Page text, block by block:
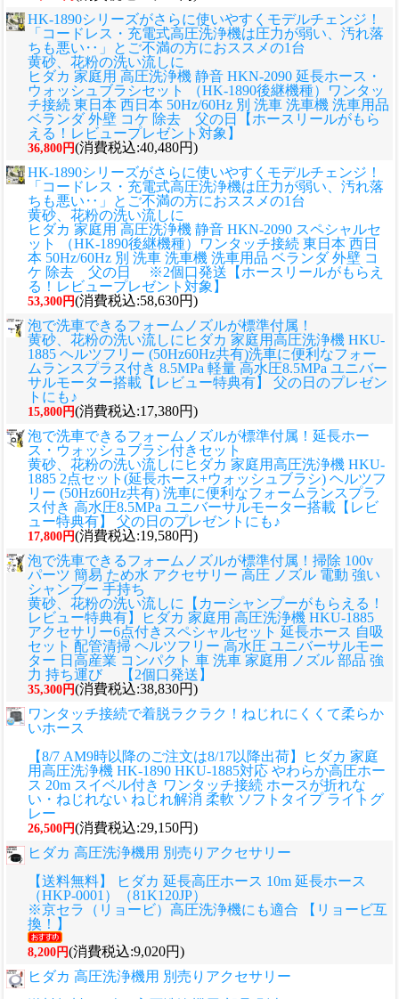
HK-1890シリーズがさらに使いやすくモデルチェンジ！
「コードレス・充電式高圧洗浄機は圧力が弱い、汚れ落
ちも悪い‥」とご不満の方におススメの1台
黄砂、花粉の洗い流しに
ヒダカ 家庭用 高圧洗浄機 静音 HKN-2090 延長ホース・
ウォッシュブラシセット （HK-1890後継機種）ワンタッ
チ接続 東日本 西日本 50Hz/60Hz 別 洗車 洗車機 洗車用品
ベランダ 外壁 コケ 除去 父の日【ホースリールがもら
える！レビュープレゼント対象】
36,800円(消費税込:40,480円)
HK-1890シリーズがさらに使いやすくモデルチェンジ！
「コードレス・充電式高圧洗浄機は圧力が弱い、汚れ落
ちも悪い‥」とご不満の方におススメの1台
黄砂、花粉の洗い流しに
ヒダカ 家庭用 高圧洗浄機 静音 HKN-2090 スペシャルセ
ット （HK-1890後継機種）ワンタッチ接続 東日本 西日
本 50Hz/60Hz 別 洗車 洗車機 洗車用品 ベランダ 外壁 コ
ケ 除去 父の日 ※2個口発送【ホースリールがもらえ
る！レビュープレゼント対象】
53,300円(消費税込:58,630円)
泡で洗車できるフォームノズルが標準付属！
黄砂、花粉の洗い流しに ヒダカ 家庭用高圧洗浄機 HKU-
1885 ヘルツフリー (50Hz60Hz共有)洗車に便利なフォー
ムランスプラス付き 8.5MPa 軽量 高水圧8.5MPa ユニバー
サルモーター搭載【レビュー特典有】 父の日のプレゼン
トにも♪
15,800円(消費税込:17,380円)
泡で洗車できるフォームノズルが標準付属！延長ホー
ス・ウォッシュブラシ付きセット
黄砂、花粉の洗い流しに ヒダカ 家庭用高圧洗浄機 HKU-
1885 2点セット(延長ホース+ウォッシュブラシ) ヘルツフ
リー (50Hz60Hz共有) 洗車に便利なフォームランスプラ
ス付き 高水圧8.5MPa ユニバーサルモーター搭載【レビ
ュー特典有】 父の日のプレゼントにも♪
17,800円(消費税込:19,580円)
泡で洗車できるフォームノズルが標準付属！掃除 100v
パーツ 簡易 ため水 アクセサリー 高圧 ノズル 電動 強い
シャンプー 手持ち
黄砂、花粉の洗い流しに
【カーシャンプーがもらえる！
レビュー特典有】ヒダカ 家庭用 高圧洗浄機 HKU-1885
アクセサリー6点付きスペシャルセット 延長ホース 自吸
セット 配管清掃 ヘルツフリー 高水圧 ユニバーサルモー
ター 日高産業 コンパクト 車 洗車 家庭用 ノズル 部品 強
力 持ち運び 【2個口発送】
35,300円(消費税込:38,830円)
ワンタッチ接続で着脱ラクラク！ねじれにくくて柔らか
いホース
【8/7 AM9時以降のご注文は8/17以降出荷】ヒダカ 家庭
用高圧洗浄機 HK-1890 HKU-1885対応 やわらか高圧ホー
ス 20m スイベル付き ワンタッチ接続 ホースが折れな
い・ねじれない ねじれ解消 柔軟 ソフトタイプ ライトグ
レー
26,500円(消費税込:29,150円)
ヒダカ 高圧洗浄機用 別売りアクセサリー
【送料無料】 ヒダカ 延長高圧ホース 10m 延長ホース
（HKP-0001）（81K120JP）
※京セラ（リョービ）高圧洗浄機にも適合 【リョービ互
換！】
8,200円(消費税込:9,020円)
ヒダカ 高圧洗浄機用 別売りアクセサリー